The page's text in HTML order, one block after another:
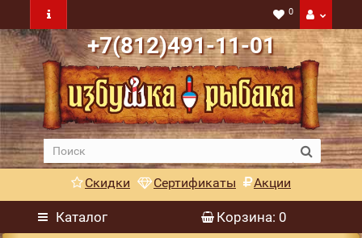
0
+7(812)491-11-01
Скидки Сертификаты Акции
Каталог Корзина: 0